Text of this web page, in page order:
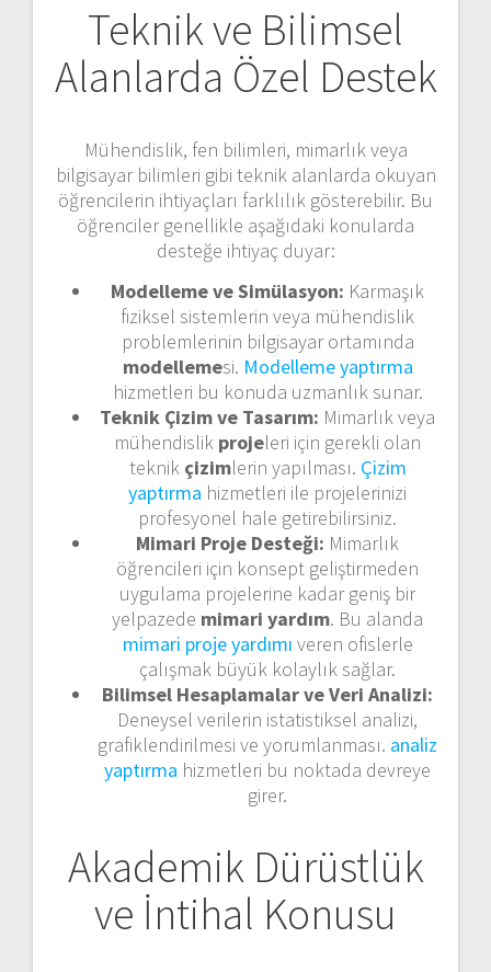
Teknik ve Bilimsel
Alanlarda Özel Destek
Mühendislik, fen bilimleri, mimarlık veya
bilgisayar bilimleri gibi teknik alanlarda okuyan
öğrencilerin ihtiyaçları farklılık gösterebilir. Bu
öğrenciler genellikle aşağıdaki konularda
desteğe ihtiyaç duyar:
Modelleme ve Simülasyon: Karmaşık
fiziksel sistemlerin veya mühendislik
problemlerinin bilgisayar ortamında
modellemesi. Modelleme yaptırma
hizmetleri bu konuda uzmanlık sunar.
Teknik Çizim ve Tasarım: Mimarlık veya
mühendislik projeleri için gerekli olan
teknik çizimlerin yapılması. Çizim
yaptırma hizmetleri ile projelerinizi
profesyonel hale getirebilirsiniz.
Mimari Proje Desteği: Mimarlık
öğrencileri için konsept geliştirmeden
uygulama projelerine kadar geniş bir
yelpazede mimari yardım. Bu alanda
mimari proje yardımı veren ofislerle
çalışmak büyük kolaylık sağlar.
Bilimsel Hesaplamalar ve Veri Analizi:
Deneysel verilerin istatistiksel analizi,
grafiklendirilmesi ve yorumlanması. analiz
yaptırma hizmetleri bu noktada devreye
girer.
Akademik Dürüstlük
ve İntihal Konusu